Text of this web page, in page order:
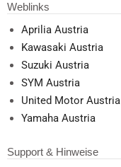
Weblinks
Aprilia Austria
Kawasaki Austria
Suzuki Austria
SYM Austria
United Motor Austria
Yamaha Austria
Support & Hinweise